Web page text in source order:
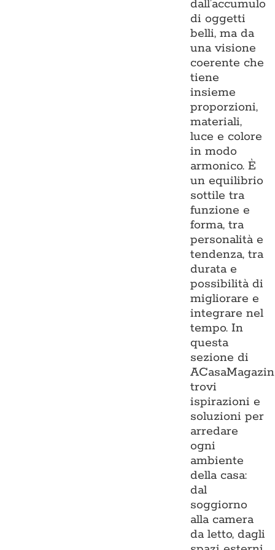
dall’accumulo
di oggetti
belli, ma da
una visione
coerente che
tiene
insieme
proporzioni,
materiali,
luce e colore
in modo
armonico. È
un equilibrio
sottile tra
funzione e
forma, tra
personalità e
tendenza, tra
durata e
possibilità di
migliorare e
integrare nel
tempo. In
questa
sezione di
trovi
ispirazioni e
soluzioni per
arredare
ogni
ambiente
della casa:
dal
soggiorno
alla camera
da letto, dagli